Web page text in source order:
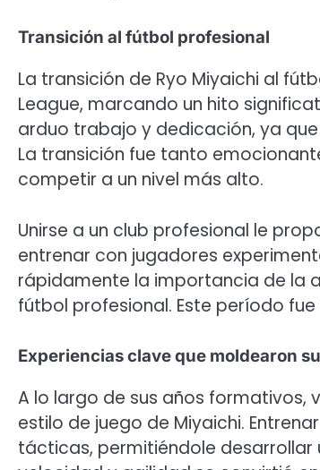
Transición al fútbol profesional
La transición de Ryo Miyaichi al
League, marcando un hito
arduo trabajo y dedicación, ya
La transición fue tanto
competir a un nivel más alto.
Unirse a un club profesional le
entrenar con jugadores
rápidamente la importancia de la
fútbol profesional. Este período
Experiencias clave que moldearon
A lo largo de sus años formativos,
estilo de juego de Miyaichi.
tácticas, permitiéndole desarrollar